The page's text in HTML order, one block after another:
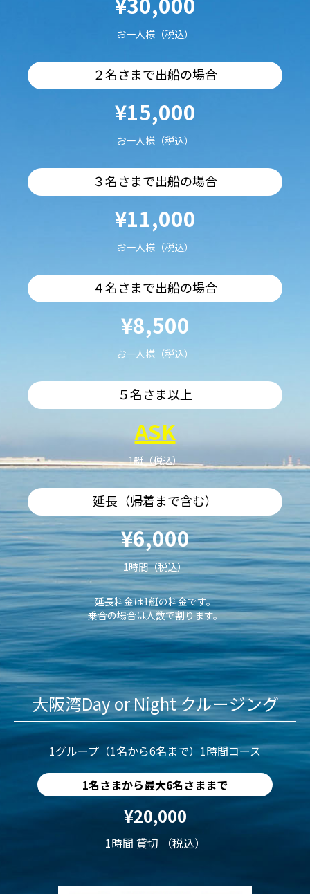
お一人様（税込）
２名さまで出船の場合
¥15,000
お一人様（税込）
３名さまで出船の場合
¥11,000
お一人様（税込）
４名さまで出船の場合
¥8,500
お一人様（税込）
５名さま以上
ASK
1艇（税込）
延長（帰着まで含む）
¥6,000
1時間（税込）
延長料金は1艇の料金です。
乗合の場合は人数で割ります。
大阪湾Day or Night クルージング
1グループ（1名から6名まで）1時間コース
1名さまから最大6名さままで
¥20,000
1時間 貸切 （税込）